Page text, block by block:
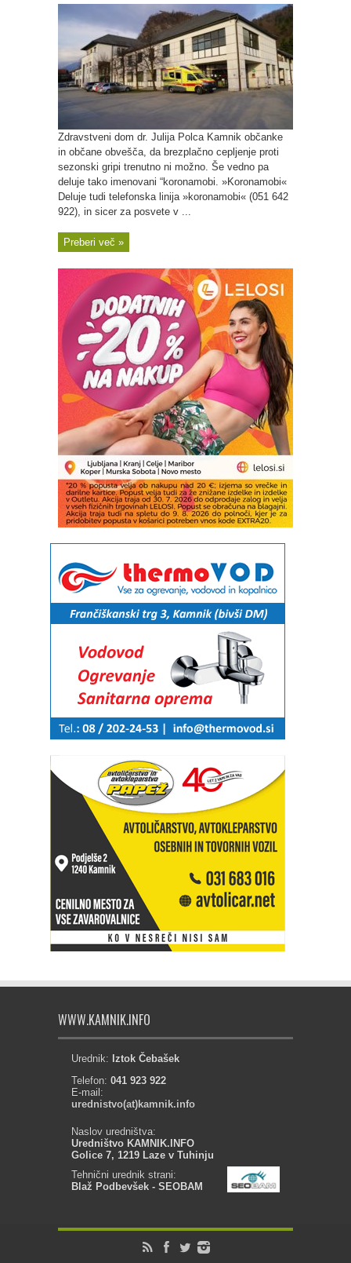
Zdravstveni dom dr. Julija Polca Kamnik občanke
in občane obvešča, da brezplačno cepljenje proti
sezonski gripi trenutno ni možno. Še vedno pa
deluje tako imenovani “koronamobi. »Koronamobi«
Deluje tudi telefonska linija »koronamobi« (051 642
922), in sicer za posvete v ...
Preberi več »
WWW.KAMNIK.INFO
Urednik: Iztok Čebašek
Telefon: 041 923 922
E-mail:
urednistvo(at)kamnik.info
Naslov uredništva:
Uredništvo KAMNIK.INFO
Golice 7, 1219 Laze v Tuhinju
Tehnični urednik strani:
Blaž Podbevšek - SEOBAM